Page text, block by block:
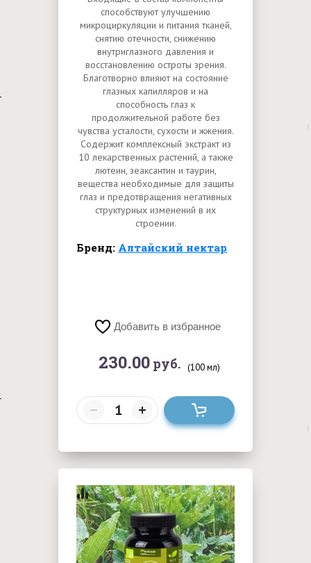
способствуют улучшению
микроциркуляции и питания тканей,
снятию отечности, снижению
внутриглазного давления и
восстановлению остроты зрения.
Благотворно влияют на состояние
глазных капилляров и на
способность глаз к
продолжительной работе без
чувства усталости, сухости и жжения.
Содержит комплексный экстракт из
10 лекарственных растений, а также
лютеин, зеаксантин и таурин,
вещества необходимые для защиты
глаз и предотвращения негативных
структурных изменений в их
строении.
Бренд: Алтайский нектар
Добавить в избранное
230.00руб. (100 мл)